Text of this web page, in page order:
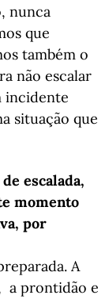
nunca
que
também o
não escalar
incidente
situação que
escalada,
momento
por
A
a prontidão e